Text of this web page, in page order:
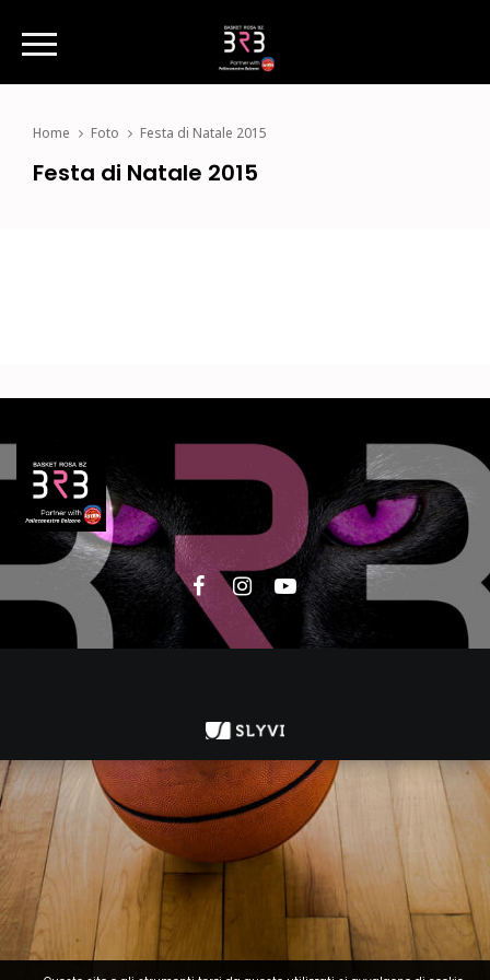
Home Foto Festa di Natale 2015
Festa di Natale 2015